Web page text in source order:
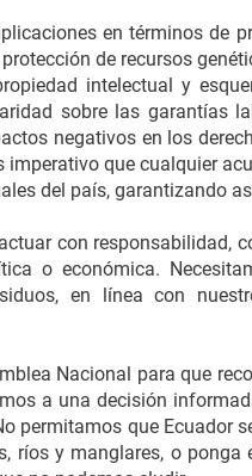
en términos de
de recursos
intelectual y
sobre las garantías
negativos en los
que cualquier
del país, garantizando
con responsabilidad,
o económica.
en línea con
Nacional para que
a una decisión
permitamos que Ecuador
ríos y manglares, o